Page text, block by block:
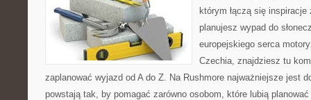
którym łączą się
planujesz wypad do
europejskiego serca
Czechia, znajdziesz tu
zaplanować wyjazd od A do Z. Na Rushmore najważniejsze jest
powstają tak, by pomagać zarówno osobom, które lubią